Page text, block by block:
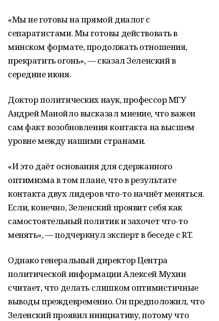
«Мы не готовы на прямой диалог с
сепаратистами. Мы готовы действовать в
минском формате, продолжать отношения,
прекратить огонь», — сказал Зеленский в
середине июня.
Доктор политических наук, профессор МГУ
Андрей Манойло высказал мнение, что важен
сам факт возобновления контакта на высшем
уровне между нашими странами.
«И это даёт основания для сдержанного
оптимизма в том плане, что в результате
контакта двух лидеров что-то начнёт меняться.
Если, конечно, Зеленский проявит себя как
самостоятельный политик и захочет что-то
менять», — подчеркнул эксперт в беседе с RT.
Однако генеральный директор Центра
политической информации Алексей Мухин
считает, что делать слишком оптимистичные
выводы преждевременно. Он предположил, что
Зеленский проявил инициативу, потому что